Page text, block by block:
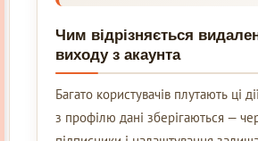
Чим відрізняється
виходу з акаунта
Багато користувачів плутають ці
з профілю дані зберігаються —